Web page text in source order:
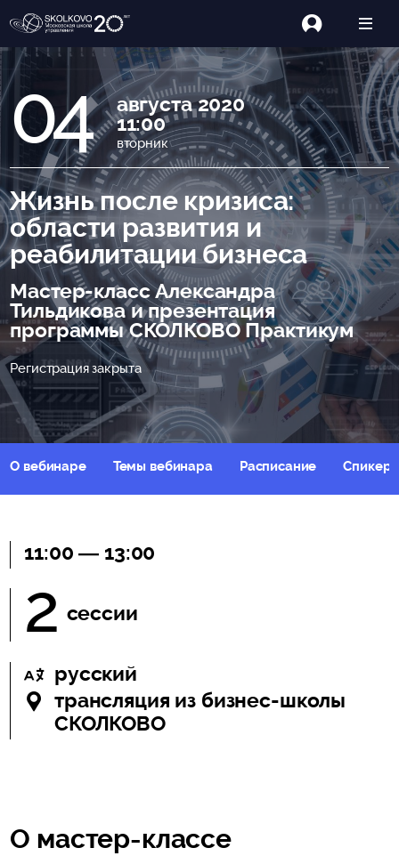
04
августа 2020
11:00
вторник
Жизнь после кризиса:
области развития и
реабилитации бизнеса
Мастер-класс Александра
Тильдикова и презентация
программы СКОЛКОВО Практикум
Регистрация закрыта
О вебинаре Темы вебинара Расписание
11:00 — 13:00
2 сессии
русский
трансляция из бизнес-школы
СКОЛКОВО
О мастер-классе